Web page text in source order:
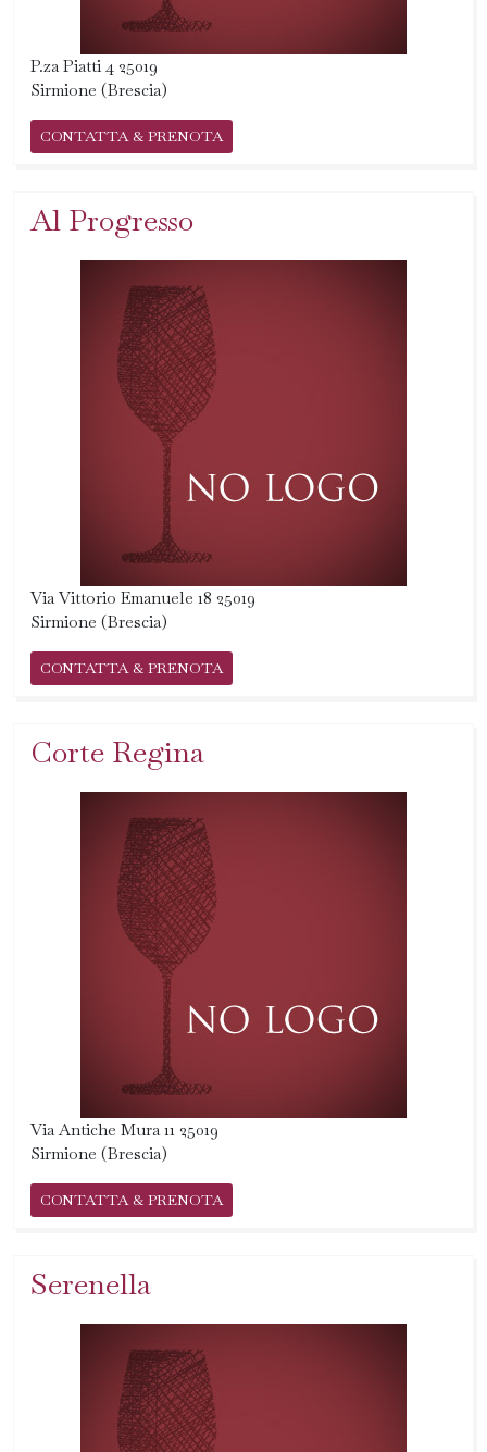
P.za Piatti 4 25019
Sirmione (Brescia)
CONTATTA & PRENOTA
Al Progresso
Via Vittorio Emanuele 18 25019
Sirmione (Brescia)
CONTATTA & PRENOTA
Corte Regina
Via Antiche Mura 11 25019
Sirmione (Brescia)
CONTATTA & PRENOTA
Serenella